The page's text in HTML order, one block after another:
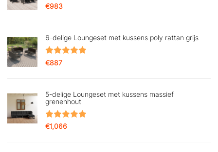
Gewaardeerd
€983
6-delige Loungeset met kussens poly rattan grijs
Gewaardeerd
€887
5-delige Loungeset met kussens massief
grenenhout
Gewaardeerd
€1,066